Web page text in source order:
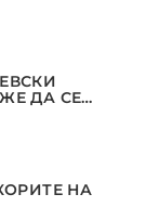
ДА СЕ
НА